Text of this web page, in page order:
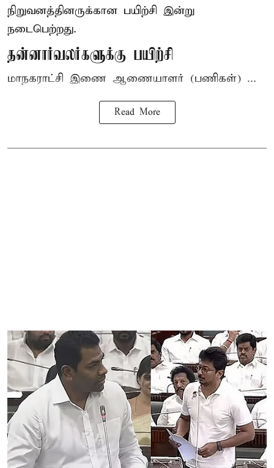
நிறுவனத்தினருக்கான பயிற்சி இன்று
நடைபெற்றது.
தன்னார்வலர்களுக்கு பயிற்சி
மாநகராட்சி இணை ஆணையாளர் (பணிகள்) ...
Read More